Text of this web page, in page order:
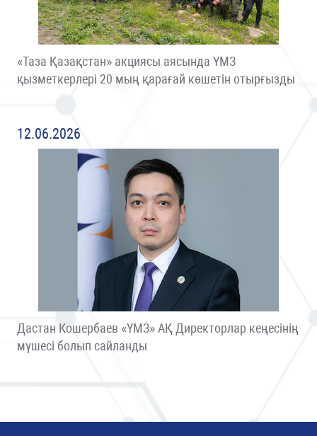
«Таза Қазақстан» акциясы аясында ҮМЗ
қызметкерлері 20 мың қарағай көшетін отырғызды
12.06.2026
Дастан Кошербаев «ҮМЗ» АҚ Директорлар кеңесінің
мүшесі болып сайланды